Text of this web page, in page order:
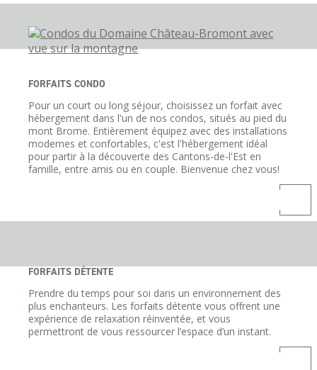
FORFAITS CONDO
Pour un court ou long séjour, choisissez un forfait avec
hébergement dans l'un de nos condos, situés au pied du
mont Brome. Entièrement équipez avec des installations
modernes et confortables, c'est l'hébergement idéal
pour partir à la découverte des Cantons-de-l'Est en
famille, entre amis ou en couple. Bienvenue chez vous!
FORFAITS DÉTENTE
Prendre du temps pour soi dans un environnement des
plus enchanteurs. Les forfaits détente vous offrent une
expérience de relaxation réinventée, et vous
permettront de vous ressourcer l’espace d’un instant.